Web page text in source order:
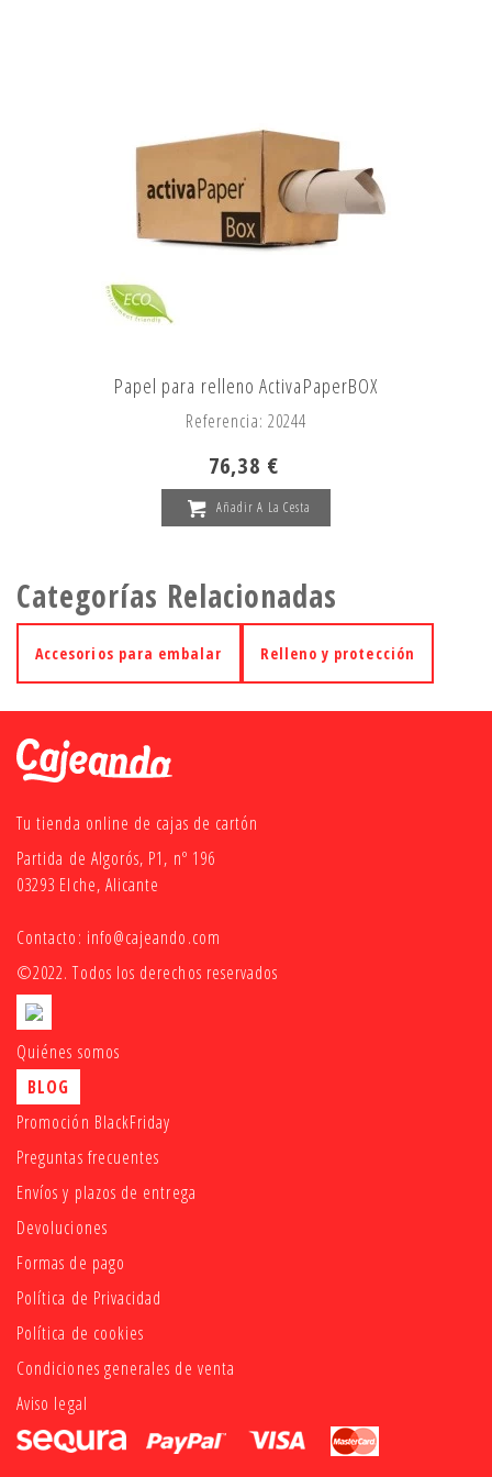
Papel para relleno ActivaPaperBOX
Referencia: 20244
76,38 €
Añadir A La Cesta
Categorías Relacionadas
Accesorios para embalar Relleno y protección
Tu tienda online de cajas de cartón
Partida de Algorós, P1, nº 196
03293 Elche, Alicante
Contacto: info@cajeando.com
©2022. Todos los derechos reservados
Quiénes somos
BLOG
Promoción BlackFriday
Preguntas frecuentes
Envíos y plazos de entrega
Devoluciones
Formas de pago
Política de Privacidad
Política de cookies
Condiciones generales de venta
Aviso legal